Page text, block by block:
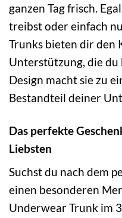
ganzen Tag frisch.
treibst oder einfach
Trunks bieten dir den
Unterstützung, die du
Design macht sie zu
Bestandteil deiner
Das perfekte
Liebsten
Suchst du nach dem
einen besonderen
Underwear Trunk im